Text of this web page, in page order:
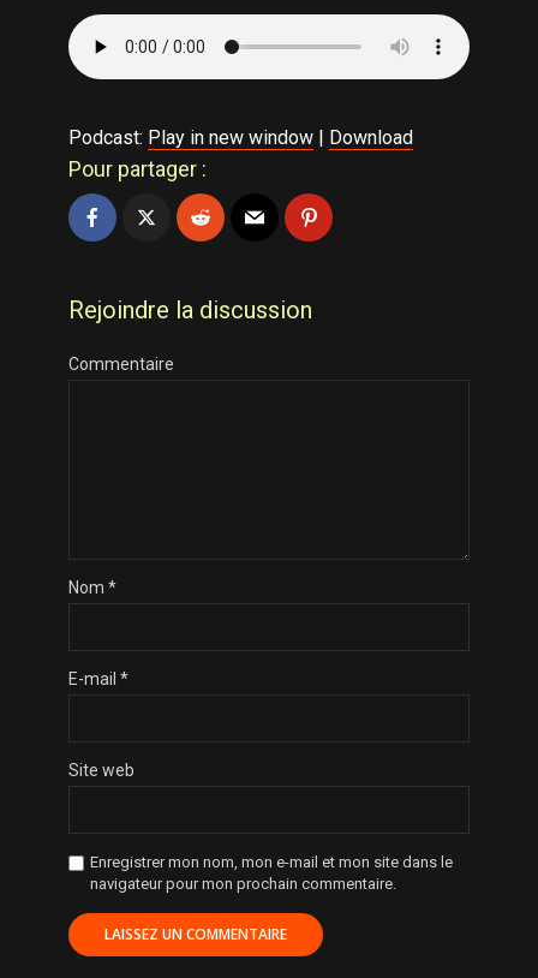
Podcast: Play in new window | Download
Pour partager :
Rejoindre la discussion
Commentaire
Nom *
E-mail *
Site web
Enregistrer mon nom, mon e-mail et mon site dans le
navigateur pour mon prochain commentaire.